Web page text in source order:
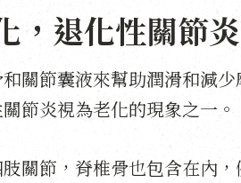
，退化性關節
關節囊液來幫助潤滑和減
節炎視為老化的現象之一。
關節，脊椎骨也包含在內